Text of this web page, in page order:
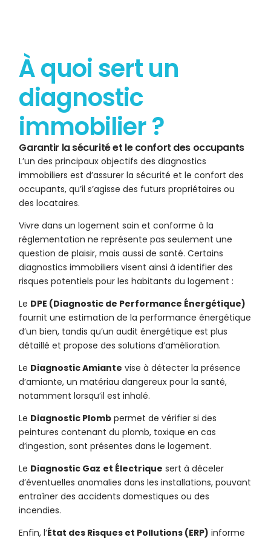
À quoi sert un
diagnostic
immobilier ?
Garantir la sécurité et le confort des occupants
L’un des principaux objectifs des diagnostics
immobiliers est d’assurer la sécurité et le confort des
occupants, qu’il s’agisse des futurs propriétaires ou
des locataires.
Vivre dans un logement sain et conforme à la
réglementation ne représente pas seulement une
question de plaisir, mais aussi de santé. Certains
diagnostics immobiliers visent ainsi à identifier des
risques potentiels pour les habitants du logement :
Le DPE (Diagnostic de Performance Énergétique)
fournit une estimation de la performance énergétique
d’un bien, tandis qu’un audit énergétique est plus
détaillé et propose des solutions d’amélioration.
Le Diagnostic Amiante vise à détecter la présence
d’amiante, un matériau dangereux pour la santé,
notamment lorsqu’il est inhalé.
Le Diagnostic Plomb permet de vérifier si des
peintures contenant du plomb, toxique en cas
d’ingestion, sont présentes dans le logement.
Le Diagnostic Gaz et Électrique sert à déceler
d’éventuelles anomalies dans les installations, pouvant
entraîner des accidents domestiques ou des
incendies.
Enfin, l’État des Risques et Pollutions (ERP) informe